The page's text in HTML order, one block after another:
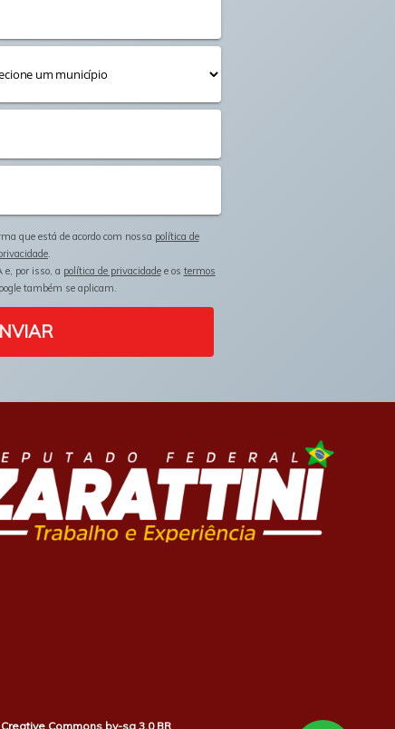
que está de acordo com nossa política de
e, por isso, a política de privacidadee os termos
também se aplicam.
Creative Commons by-sa 3.0 BR.